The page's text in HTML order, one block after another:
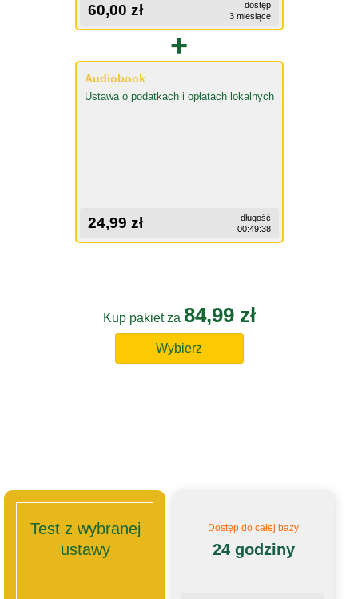
60,00 zł
dostęp
3 miesiące
+
Audiobook
Ustawa o podatkach i opłatach lokalnych
24,99 zł
długość
00:49:38
Kup pakiet za 84,99 zł
Wybierz
Test z wybranej
ustawy
Dostęp do całej bazy
24 godziny